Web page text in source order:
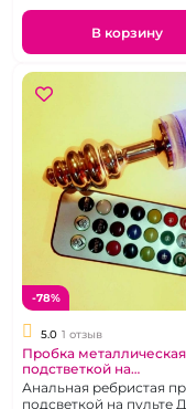
В корзину
-78%
5.0 1 отзыв
Пробка
подстветкой на
дистанционном пульте
Анальная ребристая
подсветкой на пульте